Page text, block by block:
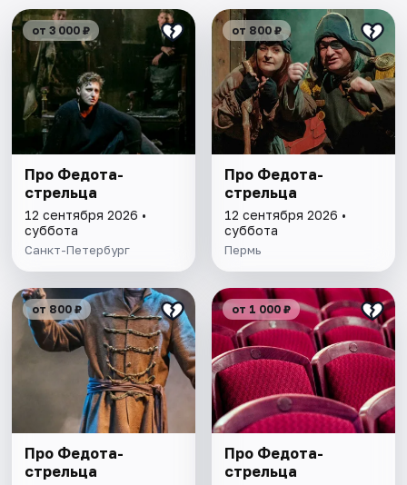
от 3 000 ₽
Про Федота-
стрельца
12 сентября 2026 •
суббота
Санкт-Петербург
от 800 ₽
Про Федота-
стрельца
12 сентября 2026 •
суббота
Пермь
от 800 ₽
Про Федота-
стрельца
от 1 000 ₽
Про Федота-
стрельца